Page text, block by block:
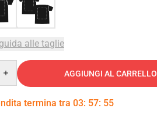
alle taglie
AGGIUNGI AL CARRELLO
termina tra 03: 57: 54